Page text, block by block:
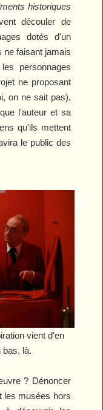
historiques
découler de
dotés d'un
ne faisant jamais
personnages
ne proposant
on ne sait pas),
l'auteur et sa
qu'ils mettent
le public des
vient d'en
bas, là.
? Dénoncer
les musées hors